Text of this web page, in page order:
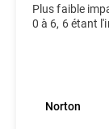
Plus faible
0 à 6, 6 étant
Norton